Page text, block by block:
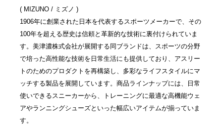
( MIZUNO / ミズノ )
1906年に創業された日本を代表するスポーツメーカーで、その
100年を超える歴史は信頼と革新的な技術に裏付けられていま
す。美津濃株式会社が展開する同ブランドは、スポーツの分野
で培った高性能な技術を日常生活にも提供しており、アスリー
トのためのプロダクトを再構築し、多彩なライフスタイルにマ
ッチする製品を展開しています。商品ラインナップには、日常
使いできるスニーカーから、トレーニングに最適な高機能ウェ
アやランニングシューズといった幅広いアイテムが揃っていま
す。